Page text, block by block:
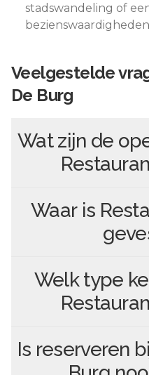
stadswandeling of
Veelgestelde
De Burg
Wat zijn de
Waar is
Welk type
Is reserveren